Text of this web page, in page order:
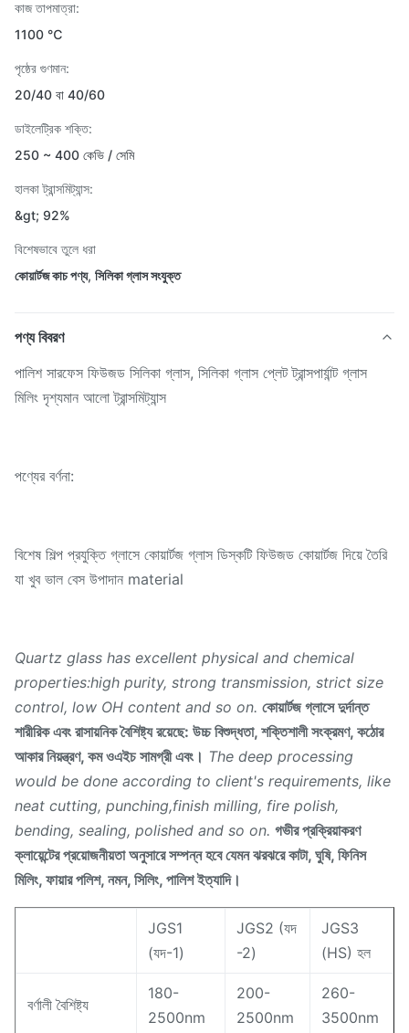
কাজ তাপমাত্রা:
1100 ℃
পৃষ্ঠের গুণমান:
20/40 বা 40/60
ডাইলেট্রিক শক্তি:
250 ~ 400 কেভি / সেমি
হালকা ট্রান্সমিট্যান্স:
&gt; 92%
বিশেষভাবে তুলে ধরা
কোয়ার্টজ কাচ পণ্য, সিলিকা গ্লাস সংযুক্ত
পণ্য বিবরণ
পালিশ সারফেস ফিউজড সিলিকা গ্লাস, সিলিকা গ্লাস প্লেট ট্রান্সপার্যান্ট গ্লাস
মিলিং দৃশ্যমান আলো ট্রান্সমিট্যান্স
পণ্যের বর্ণনা:
বিশেষ শিল্প প্রযুক্তি গ্লাসে কোয়ার্টজ গ্লাস ডিস্কটি ফিউজড কোয়ার্টজ দিয়ে তৈরি
যা খুব ভাল বেস উপাদান material
Quartz glass has excellent physical and chemical
properties:high purity, strong transmission, strict size
control, low OH content and so on. কোয়ার্টজ গ্লাসে দুর্দান্ত
শারীরিক এবং রাসায়নিক বৈশিষ্ট্য রয়েছে: উচ্চ বিশুদ্ধতা, শক্তিশালী সংক্রমণ, কঠোর
আকার নিয়ন্ত্রণ, কম ওএইচ সামগ্রী এবং। The deep processing
would be done according to client's requirements, like
neat cutting, punching,finish milling, fire polish,
bending, sealing, polished and so on. গভীর প্রক্রিয়াকরণ
ক্লায়েন্টের প্রয়োজনীয়তা অনুসারে সম্পন্ন হবে যেমন ঝরঝরে কাটা, ঘুষি, ফিনিস
মিলিং, ফায়ার পলিশ, নমন, সিলিং, পালিশ ইত্যাদি।
JGS1
(যদ-1)
JGS2 (যদ
-2)
JGS3
(HS) হল
বর্ণালী বৈশিষ্ট্য
180-
2500nm
200-
2500nm
260-
3500nm